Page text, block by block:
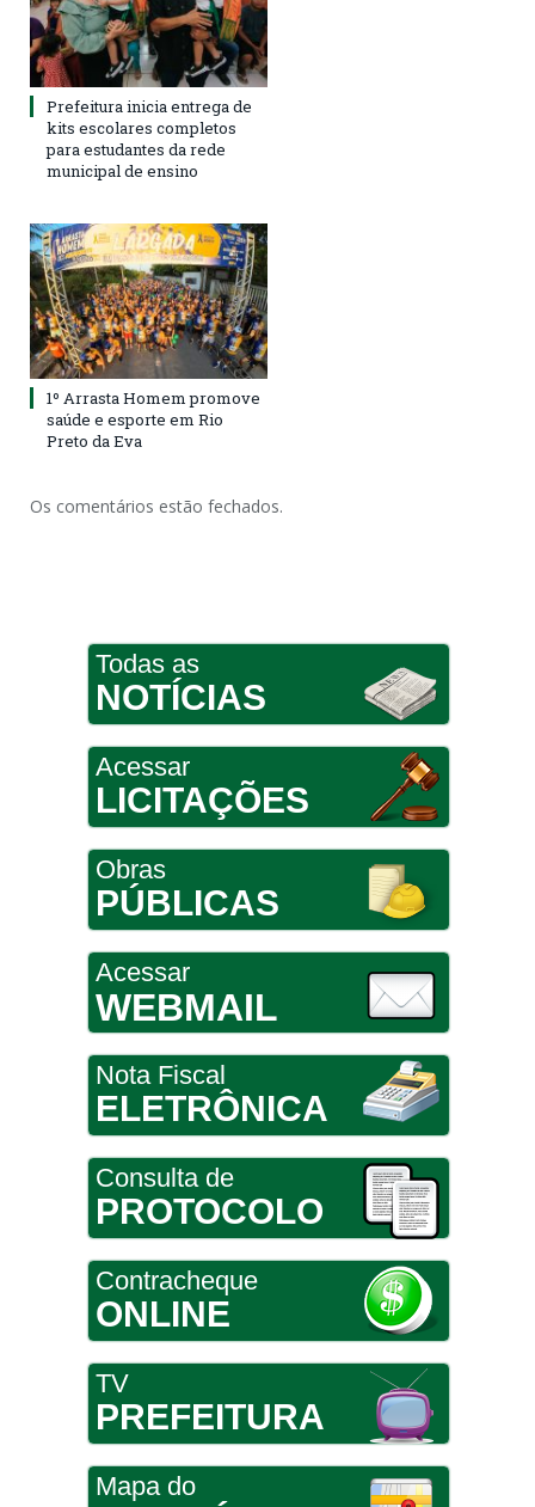
Prefeitura inicia entrega de
kits escolares completos
para estudantes da rede
municipal de ensino
1º Arrasta Homem promove
saúde e esporte em Rio
Preto da Eva
Os comentários estão fechados.
Todas as
NOTÍCIAS
Acessar
LICITAÇÕES
Obras
PÚBLICAS
Acessar
WEBMAIL
Nota Fiscal
ELETRÔNICA
Consulta de
PROTOCOLO
Contracheque
ONLINE
TV
PREFEITURA
Mapa do